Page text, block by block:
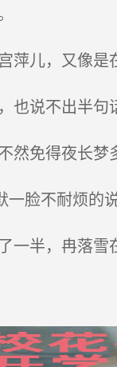
儿，又像是
说不出半句
免得夜长梦
脸不耐烦的说
半，冉落雪